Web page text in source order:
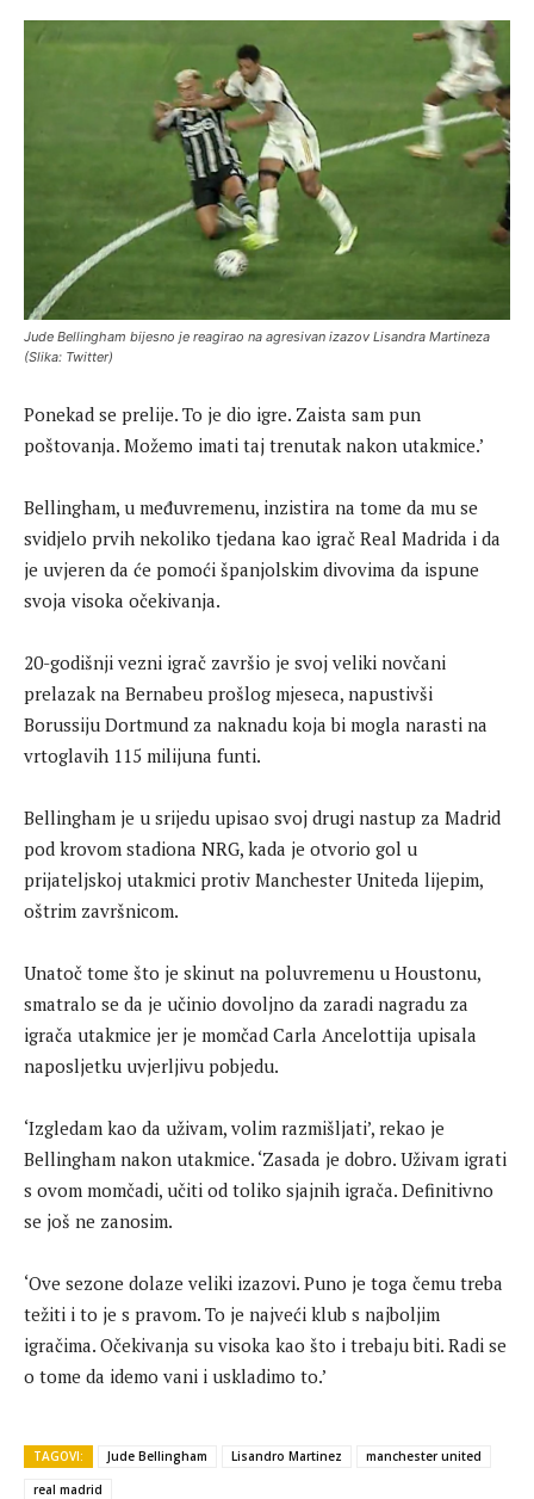
Jude Bellingham bijesno je reagirao na agresivan izazov Lisandra Martineza
(Slika: Twitter)
Ponekad se prelije. To je dio igre. Zaista sam pun
poštovanja. Možemo imati taj trenutak nakon utakmice.’
Bellingham, u međuvremenu, inzistira na tome da mu se
svidjelo prvih nekoliko tjedana kao igrač Real Madrida i da
je uvjeren da će pomoći španjolskim divovima da ispune
svoja visoka očekivanja.
20-godišnji vezni igrač završio je svoj veliki novčani
prelazak na Bernabeu prošlog mjeseca, napustivši
Borussiju Dortmund za naknadu koja bi mogla narasti na
vrtoglavih 115 milijuna funti.
Bellingham je u srijedu upisao svoj drugi nastup za Madrid
pod krovom stadiona NRG, kada je otvorio gol u
prijateljskoj utakmici protiv Manchester Uniteda lijepim,
oštrim završnicom.
Unatoč tome što je skinut na poluvremenu u Houstonu,
smatralo se da je učinio dovoljno da zaradi nagradu za
igrača utakmice jer je momčad Carla Ancelottija upisala
naposljetku uvjerljivu pobjedu.
‘Izgledam kao da uživam, volim razmišljati’, rekao je
Bellingham nakon utakmice. ‘Zasada je dobro. Uživam igrati
s ovom momčadi, učiti od toliko sjajnih igrača. Definitivno
se još ne zanosim.
‘Ove sezone dolaze veliki izazovi. Puno je toga čemu treba
težiti i to je s pravom. To je najveći klub s najboljim
igračima. Očekivanja su visoka kao što i trebaju biti. Radi se
o tome da idemo vani i uskladimo to.’
TAGOVI: Jude Bellingham Lisandro Martinez
manchester united
real madrid